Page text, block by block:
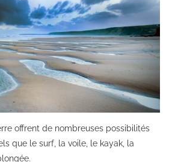
offrent de nombreuses possibilités
que le surf, la voile, le kayak, la